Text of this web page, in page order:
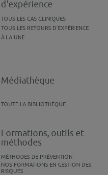
d'expérience
TOUS LES CAS CLINIQUES
TOUS LES RETOURS D'EXPÉRIENCE
À LA UNE
Médiathèque
TOUTE LA BIBLIOTHÈQUE
Formations, outils et
méthodes
MÉTHODES DE PRÉVENTION
NOS FORMATIONS EN GESTION DES
RISQUES